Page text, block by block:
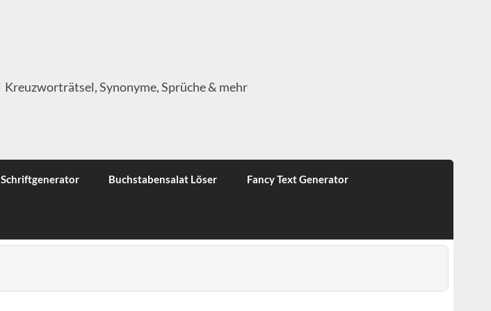
Kreuzworträtsel, Synonyme, Sprüche & mehr
Schriftgenerator Buchstabensalat Löser Fancy Text Generator